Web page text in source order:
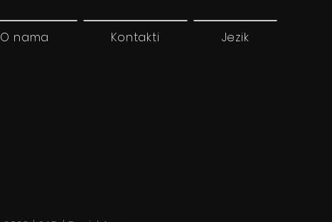
O nama Kontakti Jezik